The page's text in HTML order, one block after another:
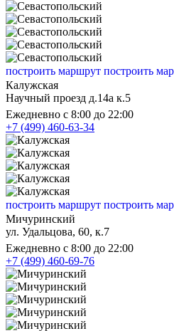
построить маршрут построить
Калужская
Научный проезд д.14а к.5
Ежедневно с 8:00 до 22:00
+7 (499) 460-63-34
построить маршрут построить
Мичуринский
ул. Удальцова, 60, к.7
Ежедневно с 8:00 до 22:00
+7 (499) 460-69-76